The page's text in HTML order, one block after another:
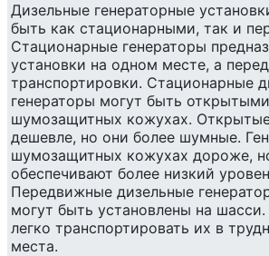
Дизельные генераторные
быть как стационарными, так и
Стационарные генераторы
установки на одном месте, а
транспортировки. Стационарные
генераторы могут быть
шумозащитных кожухах.
дешевле, но они более шумные.
шумозащитных кожухах дороже,
обеспечивают более низкий
Передвижные дизельные
могут быть установлены на
легко транспортировать их в
места.